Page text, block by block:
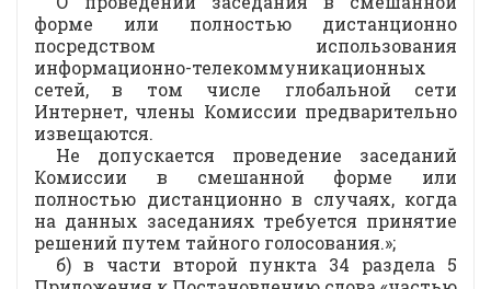
форме или полностью дистанционно
посредством использования
информационно-телекоммуникационных
сетей, в том числе глобальной сети
Интернет, члены Комиссии предварительно
извещаются.
Не допускается проведение заседаний
Комиссии в смешанной форме или
полностью дистанционно в случаях, когда
на данных заседаниях требуется принятие
решений путем тайного голосования.»;
б) в части второй пункта 34 раздела 5